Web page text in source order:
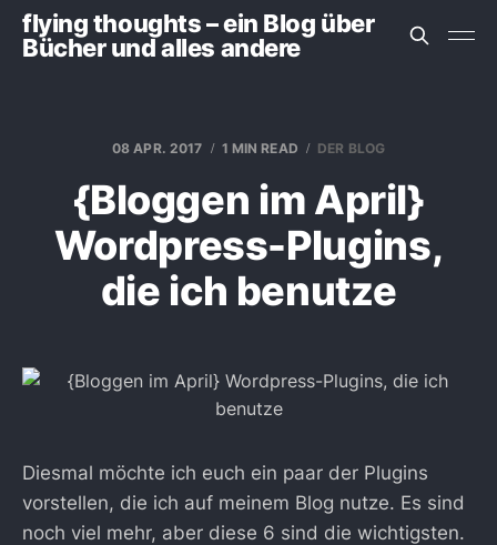
flying thoughts – ein Blog über
Bücher und alles andere
08 APR. 2017 1 MIN READ DER BLOG
{Bloggen im April}
Wordpress-Plugins,
die ich benutze
Diesmal möchte ich euch ein paar der Plugins
vorstellen, die ich auf meinem Blog nutze. Es sind
noch viel mehr, aber diese 6 sind die wichtigsten.